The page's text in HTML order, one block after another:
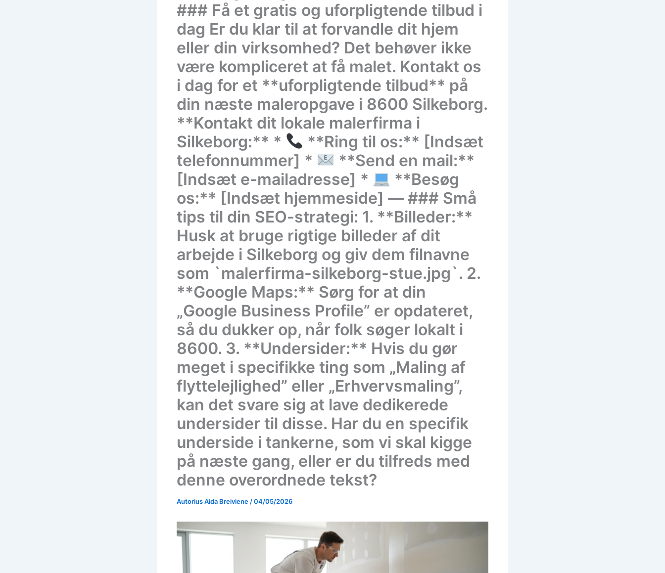
### Få et gratis og uforpligtende tilbud i
dag Er du klar til at forvandle dit hjem
eller din virksomhed? Det behøver ikke
være kompliceret at få malet. Kontakt os
i dag for et **uforpligtende tilbud** på
din næste maleropgave i 8600 Silkeborg.
**Kontakt dit lokale malerfirma i
Silkeborg:** *
**Ring til os:** [Indsæt
telefonnummer] *
**Send en mail:**
[Indsæt e-mailadresse] *
**Besøg
os:** [Indsæt hjemmeside] — ### Små
tips til din SEO-strategi: 1. **Billeder:**
Husk at bruge rigtige billeder af dit
arbejde i Silkeborg og giv dem filnavne
som `malerfirma-silkeborg-stue.jpg`. 2.
**Google Maps:** Sørg for at din
„Google Business Profile” er opdateret,
så du dukker op, når folk søger lokalt i
8600. 3. **Undersider:** Hvis du gør
meget i specifikke ting som „Maling af
flyttelejlighed” eller „Erhvervsmaling”,
kan det svare sig at lave dedikerede
undersider til disse. Har du en specifik
underside i tankerne, som vi skal kigge
på næste gang, eller er du tilfreds med
denne overordnede tekst?
AutoriusAida Breiviene /04/05/2026